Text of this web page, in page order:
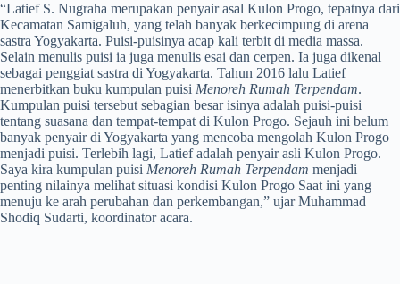
“Latief S. Nugraha merupakan penyair asal Kulon Progo, tepatnya dari
Kecamatan Samigaluh, yang telah banyak berkecimpung di arena
sastra Yogyakarta. Puisi-puisinya acap kali terbit di media massa.
Selain menulis puisi ia juga menulis esai dan cerpen. Ia juga dikenal
sebagai penggiat sastra di Yogyakarta. Tahun 2016 lalu Latief
menerbitkan buku kumpulan puisi Menoreh Rumah Terpendam.
Kumpulan puisi tersebut sebagian besar isinya adalah puisi-puisi
tentang suasana dan tempat-tempat di Kulon Progo. Sejauh ini belum
banyak penyair di Yogyakarta yang mencoba mengolah Kulon Progo
menjadi puisi. Terlebih lagi, Latief adalah penyair asli Kulon Progo.
Saya kira kumpulan puisi Menoreh Rumah Terpendam menjadi
penting nilainya melihat situasi kondisi Kulon Progo Saat ini yang
menuju ke arah perubahan dan perkembangan,” ujar Muhammad
Shodiq Sudarti, koordinator acara.